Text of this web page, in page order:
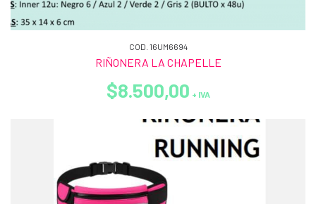
COD. 16UM6694
RIÑONERA LA CHAPELLE
$8.500,00 + IVA